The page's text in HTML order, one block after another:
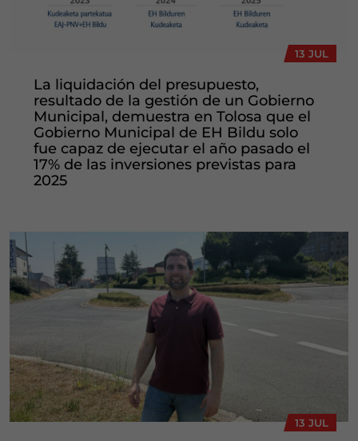
13 JUL
La liquidación del presupuesto,
resultado de la gestión de un Gobierno
Municipal, demuestra en Tolosa que el
Gobierno Municipal de EH Bildu solo
fue capaz de ejecutar el año pasado el
17% de las inversiones previstas para
2025
13 JUL